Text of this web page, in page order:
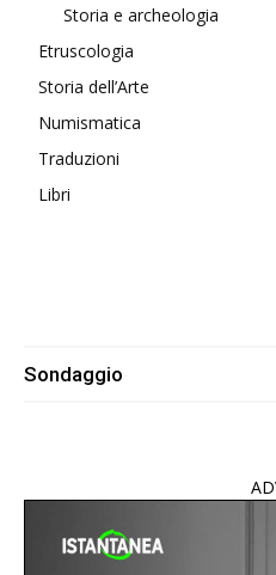
Storia e archeologia
Etruscologia
Storia dell’Arte
Numismatica
Traduzioni
Libri
Sondaggio